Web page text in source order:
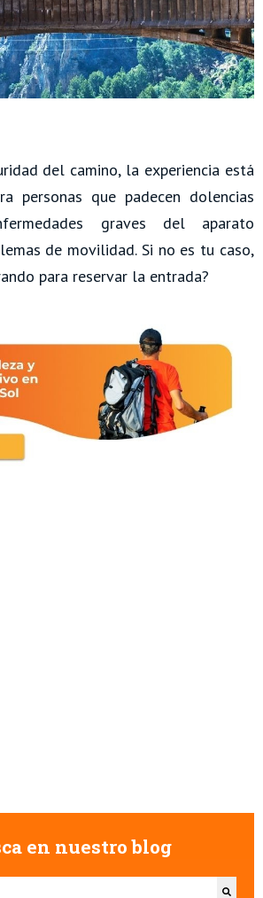
del camino, la experiencia está
personas que padecen dolencias
graves del aparato
de movilidad. Si no es tu caso,
para reservar la entrada?
en nuestro blog
búsqueda con una función de texto predictivo.